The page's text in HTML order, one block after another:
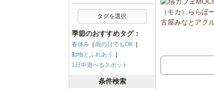
タグを選択
季節のおすすめタグ：
春休み
雨の日でもOK
動物とふれあう
1日中遊べるスポット
条件検索